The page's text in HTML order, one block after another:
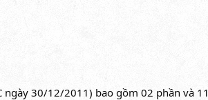
30/12/2011) bao gồm 02 phần và 11